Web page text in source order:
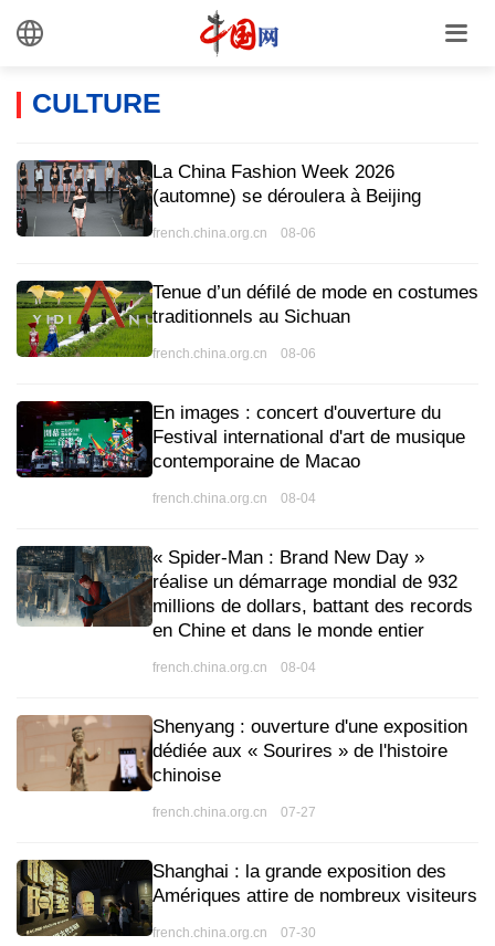
CULTURE
La China Fashion Week 2026
(automne) se déroulera à Beijing
french.china.org.cn 08-06
Tenue d’un défilé de mode en costumes
traditionnels au Sichuan
french.china.org.cn 08-06
En images : concert d'ouverture du
Festival international d'art de musique
contemporaine de Macao
french.china.org.cn 08-04
« Spider-Man : Brand New Day »
réalise un démarrage mondial de 932
millions de dollars, battant des records
en Chine et dans le monde entier
french.china.org.cn 08-04
Shenyang : ouverture d'une exposition
dédiée aux « Sourires » de l'histoire
chinoise
french.china.org.cn 07-27
Shanghai : la grande exposition des
Amériques attire de nombreux visiteurs
french.china.org.cn 07-30